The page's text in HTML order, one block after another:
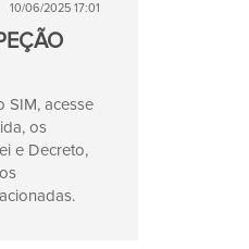
10/06/2025 17:01
SIM, acesse
os
e Decreto,